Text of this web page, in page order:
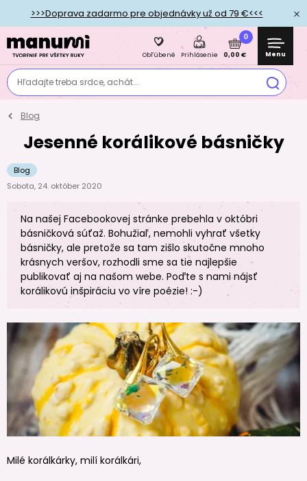
>>>Doprava zadarmo pre objednávky už od 79 €<<<
Hľadajte treba srdce, achát...
Obľúbené Prihlásenie
0
0,00 € Menu
Blog
Jesenné korálikové básničky
Blog
Sobota, 24. október 2020
Na našej Facebookovej stránke prebehla v októbri
básničková súťaž. Bohužiaľ, nemohli vyhrať všetky
básničky, ale pretože sa tam zišlo skutočne mnoho
krásnych veršov, rozhodli sme sa tie najlepšie
publikovať aj na našom webe. Poďte s nami nájsť
korálikovú inšpiráciu vo víre poézie! :-)
Milé korálkárky, milí korálkári,